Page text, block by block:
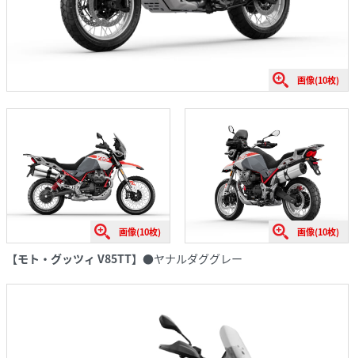
画像(10枚)
画像(10枚) 画像(10枚)
【モト・グッツィ V85TT】 ●ヤナルダググレー